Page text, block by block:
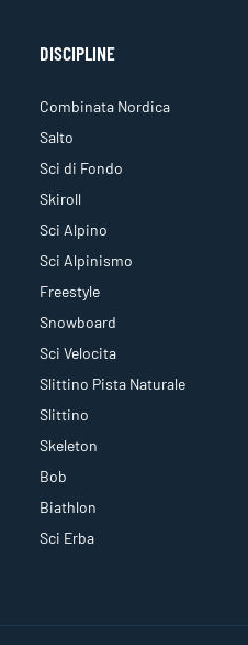
DISCIPLINE
Combinata Nordica
Salto
Sci di Fondo
Skiroll
Sci Alpino
Sci Alpinismo
Freestyle
Snowboard
Sci Velocita
Slittino Pista Naturale
Slittino
Skeleton
Bob
Biathlon
Sci Erba